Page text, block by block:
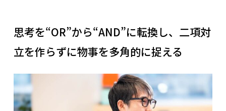
思考を“OR”から“AND”に転換し、二項対
立を作らずに物事を多角的に捉える